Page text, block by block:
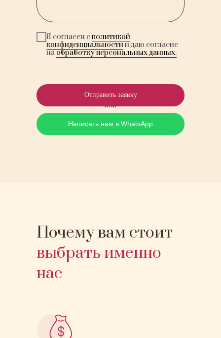
или
Я согласен сполитикой
конфиденциальностии даю согласие
наобработку персональных данных.
Отправить заявку
Написать нам в WhatsApp
Почему вам стоит
выбрать именно
нас